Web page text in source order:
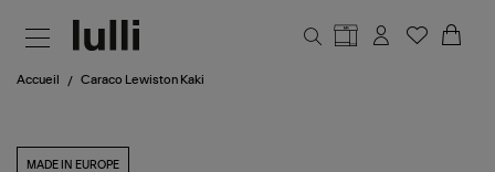
Accueil Caraco Lewiston Kaki
MADE IN EUROPE